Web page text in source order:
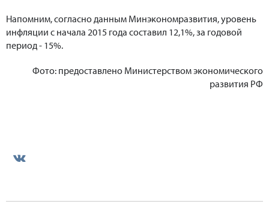
Напомним, согласно данным Минэкономразвития, уровень
инфляции с начала 2015 года составил 12,1%, за годовой
период - 15%.
Фото: предоставлено Министерством экономического
развития РФ